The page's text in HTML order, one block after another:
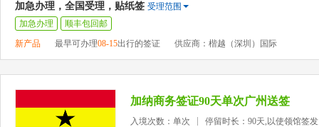
加急办理，全国受理，贴纸签 受理范围
加急办理
顺丰包回邮
新产品
最早可办理08-15出行的签证 供应商：楷越（深圳）国际
加纳商务签证90天单次广州送签
入境次数：单次
停留时长：90天,以使领馆签